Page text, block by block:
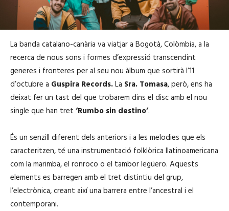
La banda catalano-canària va viatjar a Bogotà, Colòmbia, a la
recerca de nous sons i formes d’expressió transcendint
generes i fronteres per al seu nou àlbum que sortirà l’11
d’octubre a Guspira Records.La Sra. Tomasa, però, ens ha
deixat fer un tast del que trobarem dins el disc amb el nou
single que han tret ‘Rumbo sin destino’.
És un senzill diferent dels anteriors i a les melodies que els
caracteritzen, té una instrumentació folklòrica llatinoamericana
com la marimba, el ronroco o el tambor legüero. Aquests
elements es barregen amb el tret distintiu del grup,
l’electrònica, creant així una barrera entre l’ancestral i el
contemporani.